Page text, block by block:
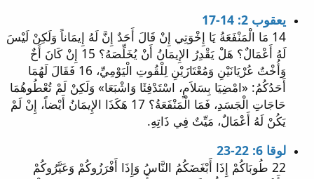
يعقوب 2: 14-17
14 مَا الْمَنْفَعَةُ يَا إِخْوَتِي إِنْ قَالَ أَحَدٌ إِنَّ لَهُ إِيمَاناً وَلَكِنْ لَيْسَ
لَهُ أَعْمَالٌ؟ هَلْ يَقْدِرُ الإِيمَانُ أَنْ يُخَلِّصَهُ؟ 15 إِنْ كَانَ أَخٌ
وَأُخْتٌ عُرْيَانَيْنِ وَمُعْتَازَيْنِ لِلْقُوتِ الْيَوْمِيِّ، 16 فَقَالَ لَهُمَا
أَحَدُكُمُ: «امْضِيَا بِسَلاَمٍ، اسْتَدْفِئَا وَاشْبَعَا» وَلَكِنْ لَمْ تُعْطُوهُمَا
حَاجَاتِ الْجَسَدِ، فَمَا الْمَنْفَعَةُ؟ 17 هَكَذَا الإِيمَانُ أَيْضاً، إِنْ لَمْ
يَكُنْ لَهُ أَعْمَالٌ، مَيِّتٌ فِي ذَاتِهِ.
لوقا 6: 22-23
22 طُوبَاكُمْ إِذَا أَبْغَضَكُمُ النَّاسُ وَإِذَا أَفْرَزُوكُمْ وَعَيَّرُوكُمْ